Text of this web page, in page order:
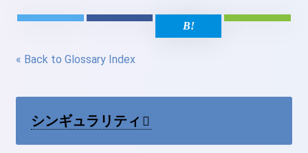
« Back to Glossary Index
シンギュラリティ